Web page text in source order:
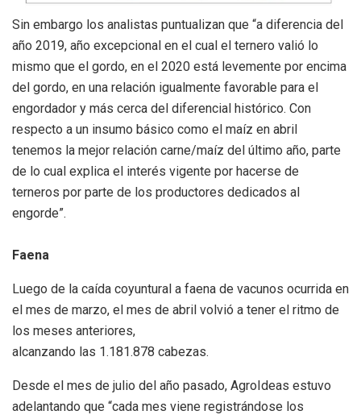
Sin embargo los analistas puntualizan que “a diferencia del
año 2019, año excepcional en el cual el ternero valió lo
mismo que el gordo, en el 2020 está levemente por encima
del gordo, en una relación igualmente favorable para el
engordador y más cerca del diferencial histórico. Con
respecto a un insumo básico como el maíz en abril
tenemos la mejor relación carne/maíz del último año, parte
de lo cual explica el interés vigente por hacerse de
terneros por parte de los productores dedicados al
engorde”.
Faena
Luego de la caída coyuntural a faena de vacunos ocurrida en
el mes de marzo, el mes de abril volvió a tener el ritmo de
los meses anteriores,
alcanzando las 1.181.878 cabezas.
Desde el mes de julio del año pasado, AgroIdeas estuvo
adelantando que “cada mes viene registrándose los